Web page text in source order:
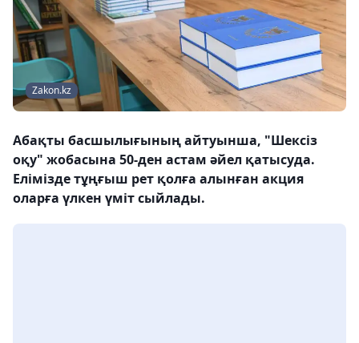
Zakon.kz
Абақты басшылығының айтуынша, "Шексіз
оқу" жобасына 50-ден астам әйел қатысуда.
Елімізде тұңғыш рет қолға алынған акция
оларға үлкен үміт сыйлады.